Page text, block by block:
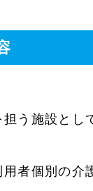
う施設と
者個別の